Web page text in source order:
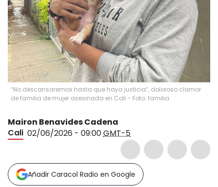
“No descansaremos hasta que haya justicia”, doloroso clamor
de familia de mujer asesinada en Cali - Foto: familia
Mairon Benavides Cadena
Cali 02/06/2026 - 09:00GMT-5
Añadir Caracol Radio en Google